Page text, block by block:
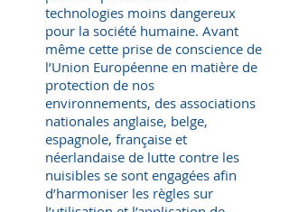
technologies moins dangereux
pour la société humaine. Avant
même cette prise de conscience de
l’Union Européenne en matière de
protection de nos
environnements, des associations
nationales anglaise, belge,
espagnole, française et
néerlandaise de lutte contre les
nuisibles se sont engagées afin
d’harmoniser les règles sur